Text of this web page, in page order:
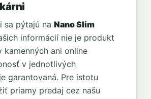
sa pýtajú na Nano Slim
informácií nie je produkt
kamenných ani online
v jednotlivých
garantovaná. Pre istotu
priamy predaj cez našu